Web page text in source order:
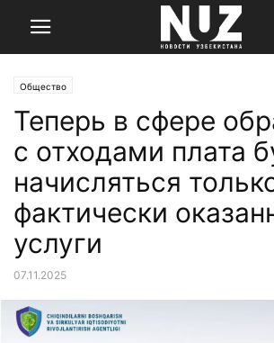
Общество
Теперь в сфере
с отходами плата
начисляться
фактически
услуги
07.11.2025